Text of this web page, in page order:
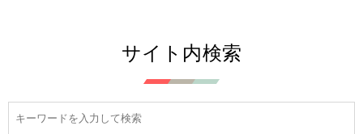
サイト内検索